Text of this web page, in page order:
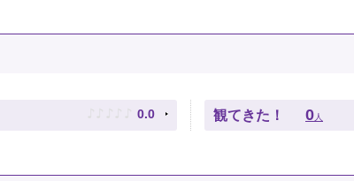
♪ ♪ ♪ ♪ ♪ 0.0 観てきた！ 0 人